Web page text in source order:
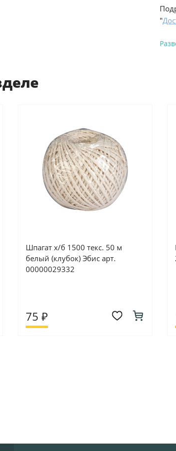
"
Шпагат х/б 1500 текс. 50 м
белый (клубок) Эбис арт.
00000029332
75 ₽